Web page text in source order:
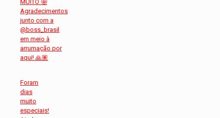
Foram
dias
muito
especiais!